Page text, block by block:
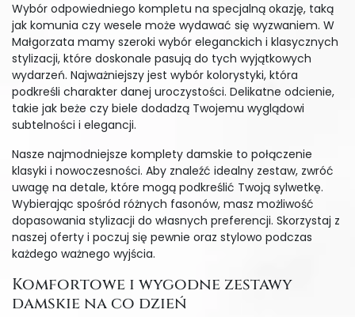
Wybór odpowiedniego kompletu na specjalną okazję, taką
jak komunia czy wesele może wydawać się wyzwaniem. W
Małgorzata mamy szeroki wybór eleganckich i klasycznych
stylizacji, które doskonale pasują do tych wyjątkowych
wydarzeń. Najważniejszy jest wybór kolorystyki, która
podkreśli charakter danej uroczystości. Delikatne odcienie,
takie jak beże czy biele dodadzą Twojemu wyglądowi
subtelności i elegancji.
Nasze najmodniejsze komplety damskie to połączenie
klasyki i nowoczesności. Aby znaleźć idealny zestaw, zwróć
uwagę na detale, które mogą podkreślić Twoją sylwetkę.
Wybierając spośród różnych fasonów, masz możliwość
dopasowania stylizacji do własnych preferencji. Skorzystaj z
naszej oferty i poczuj się pewnie oraz stylowo podczas
każdego ważnego wyjścia.
Komfortowe i wygodne zestawy
damskie na co dzień